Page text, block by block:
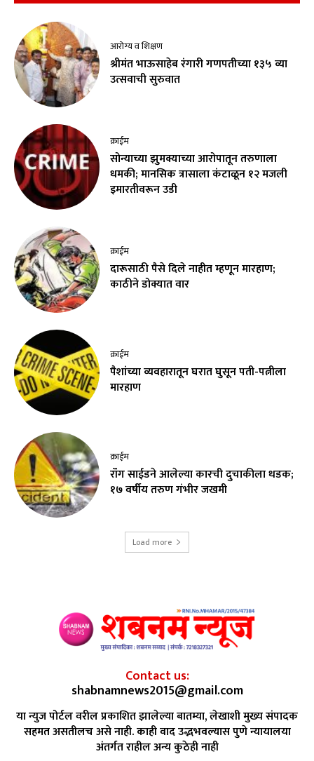
आरोग्य व शिक्षण
श्रीमंत भाऊसाहेब रंगारी गणपतीच्या १३५ व्या
उत्सवाची सुरुवात
क्राईम
सोन्याच्या झुमक्याच्या आरोपातून तरुणाला
धमकी; मानसिक त्रासाला कंटाळून १२ मजली
इमारतीवरून उडी
क्राईम
दारूसाठी पैसे दिले नाहीत म्हणून मारहाण;
काठीने डोक्यात वार
क्राईम
पैशांच्या व्यवहारातून घरात घुसून पती-पत्नीला
मारहाण
क्राईम
रॉंग साईडने आलेल्या कारची दुचाकीला धडक;
१७ वर्षीय तरुण गंभीर जखमी
Load more
Contact us:
shabnamnews2015@gmail.com
या न्युज पोर्टल वरील प्रकाशित झालेल्या बातम्या, लेखाशी मुख्य संपादक
सहमत असतीलच असे नाही. काही वाद उद्भभवल्यास पुणे न्यायालया
अंतर्गत राहील अन्य कुठेही नाही